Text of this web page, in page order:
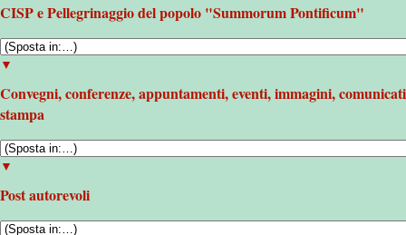
CISP e Pellegrinaggio del popolo "Summorum Pontificum"
▼
Convegni, conferenze, appuntamenti, eventi, immagini, comunicati
stampa
▼
Post autorevoli